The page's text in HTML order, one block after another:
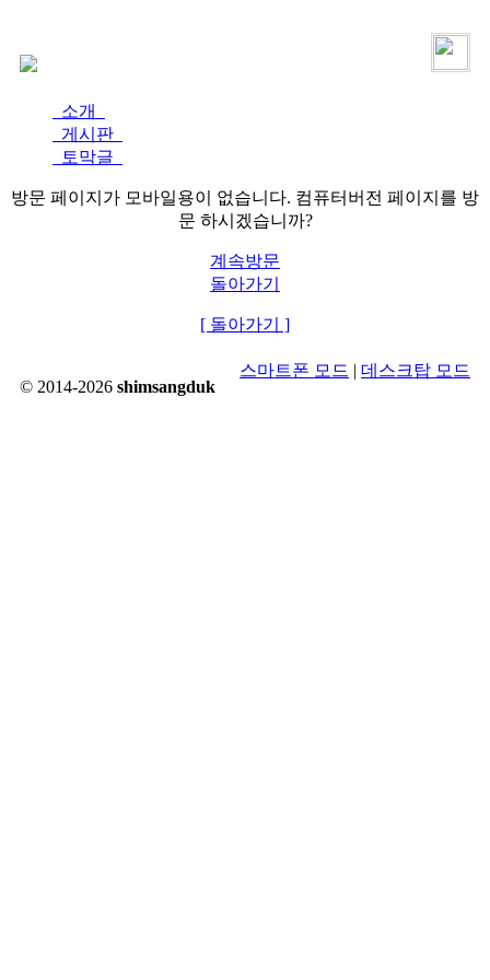
소개
게시판
토막글
방문 페이지가 모바일용이 없습니다. 컴퓨터버전 페이지를 방
문 하시겠습니까?
계속방문
돌아가기
[ 돌아가기 ]
© 2014-2026 shimsangduk
스마트폰 모드 | 데스크탑 모드